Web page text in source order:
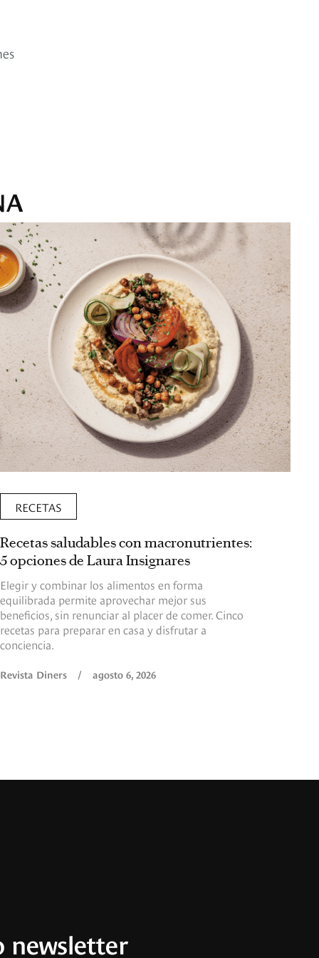
RECETAS
Recetas saludables con macronutrientes:
5 opciones de Laura Insignares
Elegir y combinar los alimentos en forma
equilibrada permite aprovechar mejor sus
beneficios, sin renunciar al placer de comer. Cinco
recetas para preparar en casa y disfrutar a
conciencia.
Revista Diners / agosto 6, 2026
newsletter